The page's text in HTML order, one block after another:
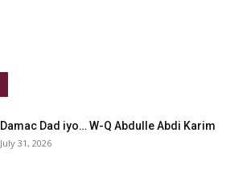
Damac Dad iyo… W-Q Abdulle Abdi Karim
July 31, 2026